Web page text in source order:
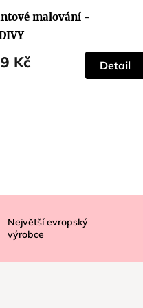
malování -
Kč Detail
Největší evropský
výrobce